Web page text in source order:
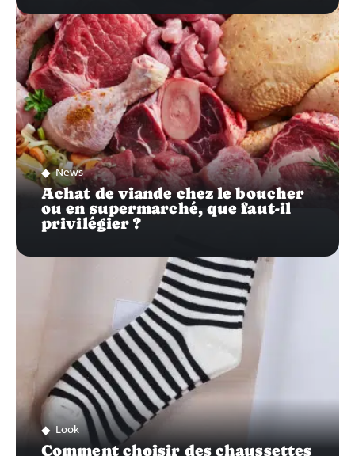
News
Achat de viande chez le boucher
ou en supermarché, que faut-il
privilégier ?
Look
Comment choisir des chaussettes